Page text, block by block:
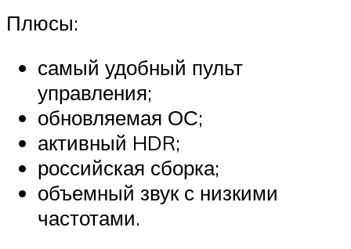
Плюсы:
самый удобный пульт
управления;
обновляемая ОС;
активный HDR;
российская сборка;
объемный звук с низкими
частотами.